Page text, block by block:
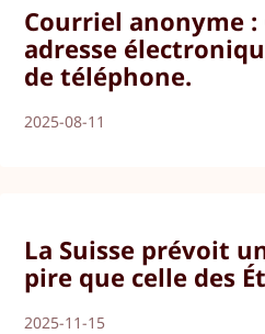
Courriel anonyme :
adresse
de téléphone.
2025-08-11
La Suisse prévoit
pire que celle des
2025-11-15